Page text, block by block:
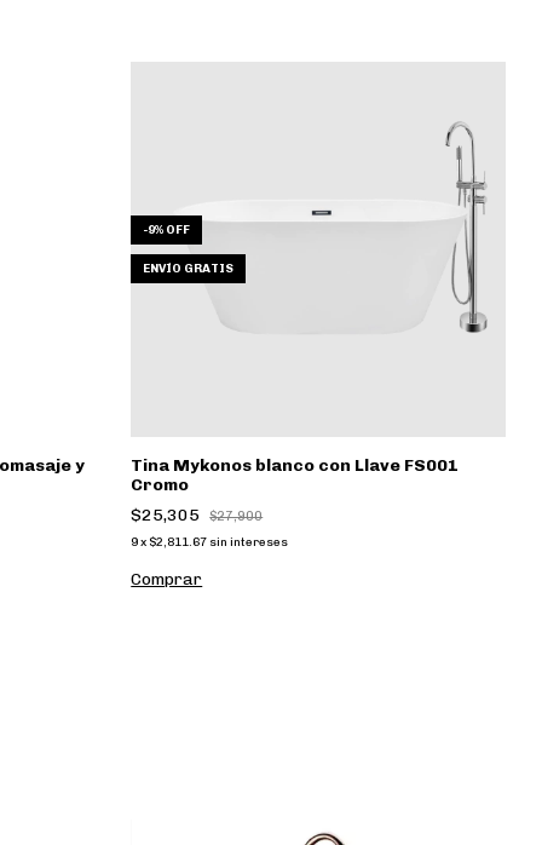
y
-9% OFF
ENVÍO GRATIS
Tina Mykonos blanco con Llave FS001
Cromo
$25,305
$27,900
9x $2,811.67 sin intereses
Comprar